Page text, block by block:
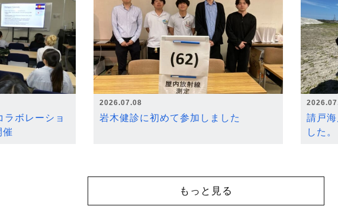
ラボレーショ
催
2026.07.08
岩木健診に初めて参加しました
請戸
した。
もっと見る